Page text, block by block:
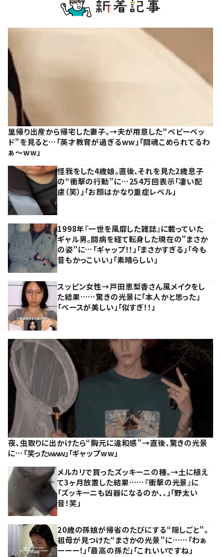
里帰り出産から帰宅した妻子。→夫が用意した“ベビーベッ
ド”を見ると…「英才教育が過ぎるww」「闘魂こめられてるわ
ぁ～ww」
怪我をした4歳娘。直後、それを見た2歳息子
の“衝撃の行動”に…254万回表示「凄い配
慮（笑）」「お顔はかなり重症レベル」
1998年『一世を風靡した雑誌』に載っていた
ギャル男。闘病を経て転身した現在の”まさか
の姿”に…「ギャップ！！」「まさかすぎる」「今も
昔もかっこいい」「素晴らしい」
スッピン女性→戸田恵梨香さん風メイクをし
た結果……驚きの光景に「本人かと思った」
「ベースが美しい」「似すぎ！！」
夜、虫取りに出かけたら“胸元に違和感”→直後、驚きの光景
に…「笑ったｗｗｗ」「ギャップww」
メルカリで買ったズッキーニの種。→土に植え
て3ヶ月放置した結果……『衝撃の光景』に
「ズッキーニも凶器になるのか、、」「野太い
音！笑」
20歳の孫娘が帰省のたびにする“隠しごと”。
祖母が見つけた“まさかの光景”に……「わぁ
ーーー！」「最高の孫だ」「これいいですね」